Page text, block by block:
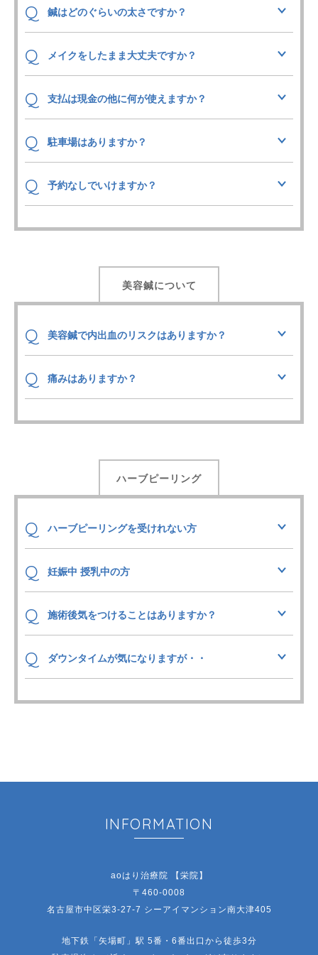
Q 鍼はどのぐらいの太さですか？
Q メイクをしたまま大丈夫ですか？
Q 支払は現金の他に何が使えますか？
Q 駐車場はありますか？
Q 予約なしでいけますか？
美容鍼について
Q 美容鍼で内出血のリスクはありますか？
Q 痛みはありますか？
ハーブピーリング
Q ハーブピーリングを受けれない方
Q 妊娠中 授乳中の方
Q 施術後気をつけることはありますか？
Q ダウンタイムが気になりますが・・
INFORMATION
aoはり治療院 【栄院】
〒460-0008
名古屋市中区栄3-27-7 シーアイマンション南大津405
地下鉄「矢場町」駅 5番・6番出口から徒歩3分